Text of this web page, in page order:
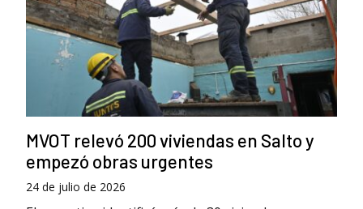
MVOT relevó 200 viviendas en Salto y
empezó obras urgentes
24 de julio de 2026